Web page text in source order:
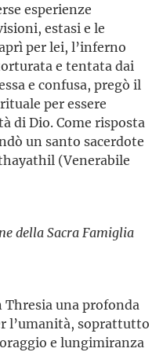
esperienze
estasi e le
per lei, l’inferno
e tentata dai
e confusa, pregò il
per essere
di Dio. Come risposta
un santo sacerdote
(Venerabile
della Sacra Famiglia
Thresia una profonda
l’umanità, soprattutto
e lungimiranza